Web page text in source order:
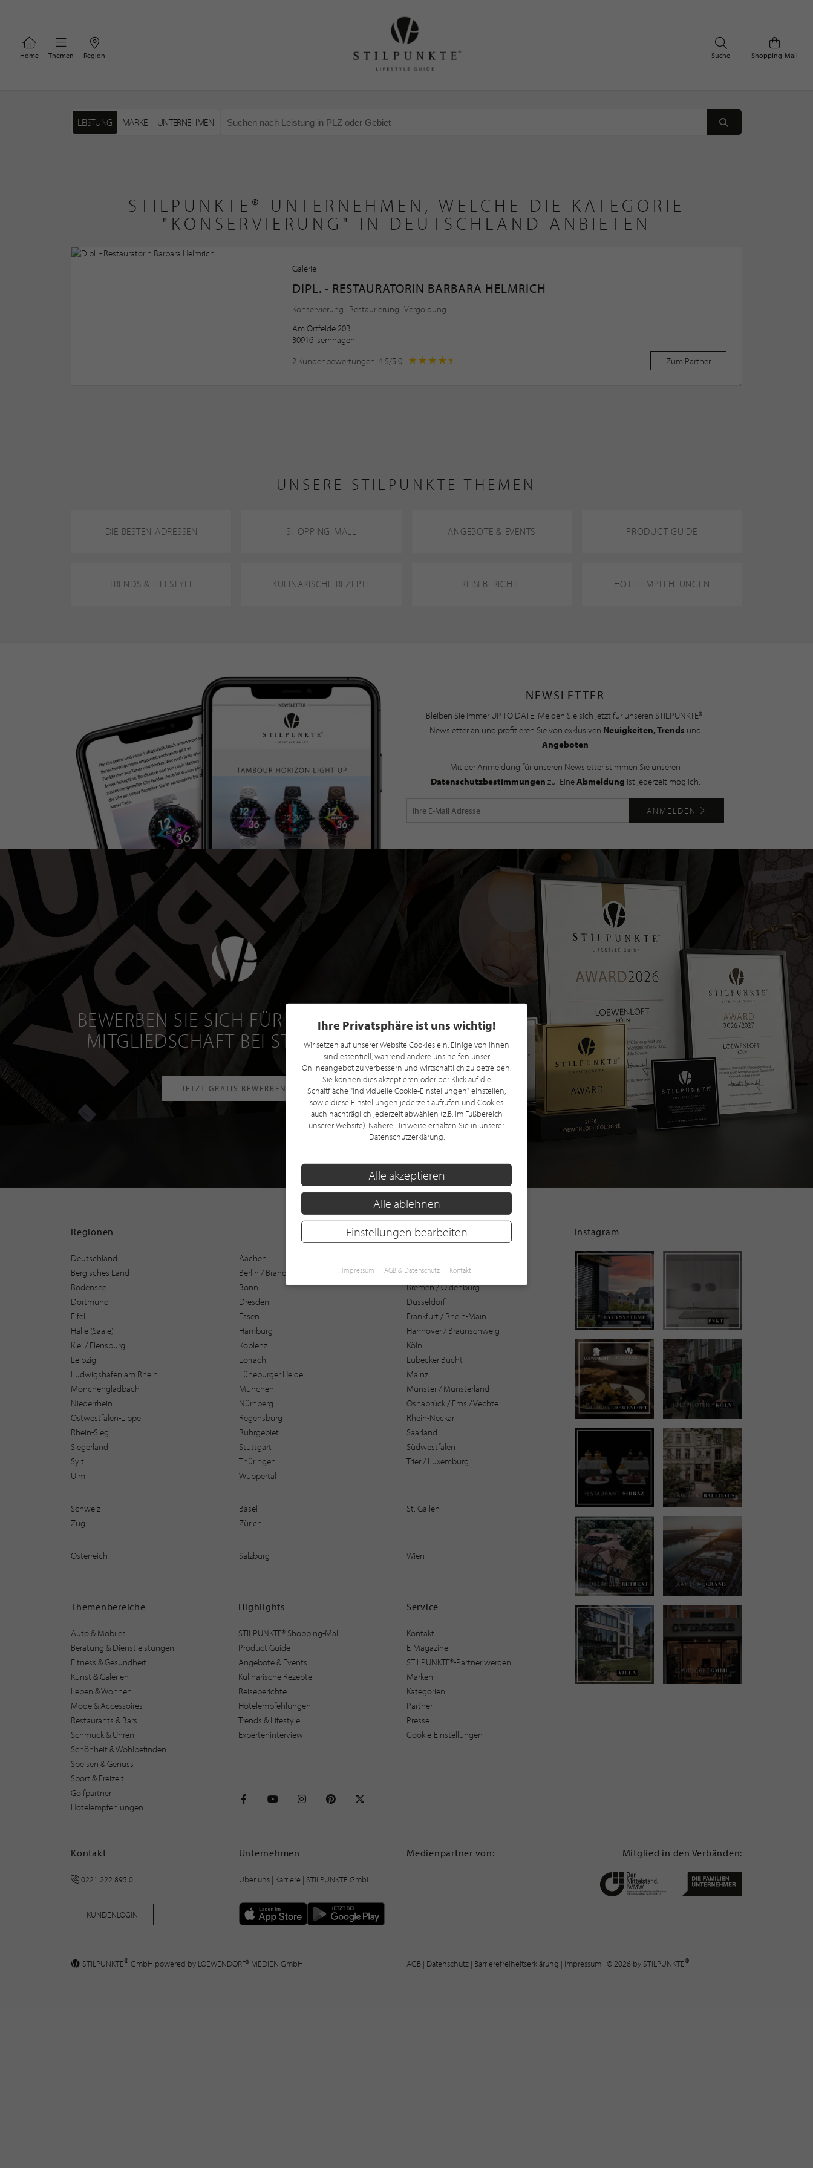
Home Themen Region Shopping-Mall
Suche
LEISTUNG MARKE UNTERNEHMEN
STILPUNKTE® UNTERNEHMEN, WELCHE DIE KATEGORIE
"KONSERVIERUNG" IN DEUTSCHLAND ANBIETEN
Galerie
DIPL. - RESTAURATORIN BARBARA HELMRICH
Konservierung · Restaurierung · Vergoldung
Am Ortfelde 20B
30916 Isernhagen
2 Kundenbewertungen, 4.5/5.0
Zum Partner
UNSERE STILPUNKTE THEMEN
DIE BESTEN ADRESSEN SHOPPING-MALL ANGEBOTE & EVENTS PRODUCT GUIDE
TRENDS & LIFESTYLE KULINARISCHE REZEPTE REISEBERICHTE HOTELEMPFEHLUNGEN
NEWSLETTER
Bleiben Sie immer UP TO DATE! Melden Sie sich jetzt für unseren STILPUNKTE®-
Newsletter an und profitieren Sie von exklusiven Neuigkeiten, Trends und
Angeboten
Mit der Anmeldung für unseren Newsletter stimmen Sie unseren
Datenschutzbestimmungen zu. EineAbmeldung ist jederzeit möglich.
ANMELDEN
BEWERBEN SIE SICH FÜR EINE GRATIS
MITGLIEDSCHAFT BEI STILPUNKTE®
JETZT GRATIS BEWERBEN
Regionen
Deutschland Aachen
Bergisches Land
Berlin / Brandenburg
Bochum
Bodensee
Bonn
Bremen / Oldenburg
Dortmund
Dresden
Düsseldorf
Eifel
Essen
Frankfurt / Rhein-Main
Halle (Saale)
Hamburg
Hannover / Braunschweig
Kiel / Flensburg
Koblenz
Köln
Leipzig
Lörrach
Lübecker Bucht
Ludwigshafen am Rhein
Lüneburger Heide
Mainz
Mönchengladbach
München
Münster / Münsterland
Niederrhein
Nürnberg
Osnabrück / Ems / Vechte
Ostwestfalen-Lippe
Regensburg
Rhein-Neckar
Rhein-Sieg
Ruhrgebiet
Saarland
Siegerland
Stuttgart
Südwestfalen
Sylt
Thüringen
Trier / Luxemburg
Ulm
Wuppertal
Schweiz Basel
St. Gallen
Zug
Zürich
Österreich Salzburg Wien
Themenbereiche
Auto & Mobiles
Beratung & Dienstleistungen
Fitness & Gesundheit
Kunst & Galerien
Leben & Wohnen
Mode & Accessoires
Restaurants & Bars
Schmuck & Uhren
Schönheit & Wohlbefinden
Speisen & Genuss
Sport & Freizeit
Golfpartner
Hotelempfehlungen
Highlights
STILPUNKTE® Shopping-Mall
Product Guide
Angebote & Events
Kulinarische Rezepte
Reiseberichte
Hotelempfehlungen
Trends & Lifestyle
Experteninterview
Service
Kontakt
E-Magazine
STILPUNKTE®-Partner werden
Marken
Kategorien
Partner
Presse
Cookie-Einstellungen
Instagram
Kontakt
0221 222 895 0
KUNDENLOGIN
Unternehmen
Über uns| Karriere | STILPUNKTE GmbH
Medienpartner von: Mitglied in den Verbänden:
STILPUNKTE® GmbH powered by LOEWENDORF® MEDIEN GmbH AGB | Datenschutz | Barrierefreiheitserklärung | Impressum | © 2026 by STILPUNKTE®
Ihre Privatsphäre ist uns wichtig!
Wir setzen auf unserer Website Cookies ein. Einige von ihnen
sind essentiell, während andere uns helfen unser
Onlineangebot zu verbessern und wirtschaftlich zu betreiben.
Sie können dies akzeptieren oder per Klick auf die
Schaltfläche "Individuelle Cookie-Einstellungen" einstellen,
sowie diese Einstellungen jederzeit aufrufen und Cookies
auch nachträglich jederzeit abwählen (z.B. im Fußbereich
unserer Website). Nähere Hinweise erhalten Sie in unserer
Datenschutzerklärung.
Alle akzeptieren
Alle ablehnen
Einstellungen bearbeiten
Impressum AGB & Datenschutz Kontakt